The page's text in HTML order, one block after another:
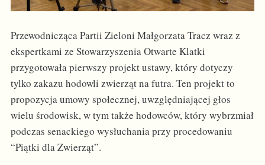
Przewodnicząca Partii Zieloni Małgorzata Tracz wraz z
ekspertkami ze Stowarzyszenia Otwarte Klatki
przygotowała pierwszy projekt ustawy, który dotyczy
tylko zakazu hodowli zwierząt na futra. Ten projekt to
propozycja umowy społecznej, uwzględniającej głos
wielu środowisk, w tym także hodowców, który wybrzmiał
podczas senackiego wysłuchania przy procedowaniu
“Piątki dla Zwierząt”.